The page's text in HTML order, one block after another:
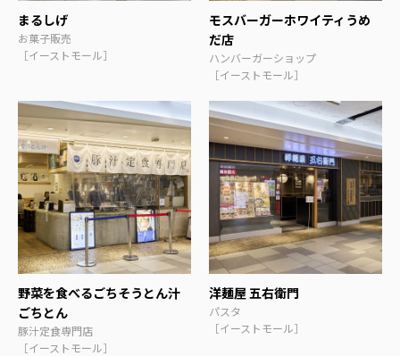
まるしげ
お菓子販売
［イーストモール］
モスバーガーホワイティうめ
だ店
ハンバーガーショップ
［イーストモール］
野菜を食べるごちそうとん汁
ごちとん
豚汁定食専門店
［イーストモール］
洋麺屋 五右衛門
パスタ
［イーストモール］